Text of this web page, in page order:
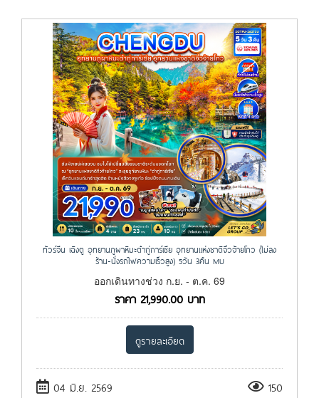
ทัวร์จีน เฉิงตู อุทยานภูผาหิมะต๋ากู่การ์เซีย อุทยานแห่งชาติจิ่วจ้ายโกว (ไม่ลง
ร้าน-นั่งรถไฟความเร็วสูง) 5วัน 3คืน MU
ออกเดินทางช่วง ก.ย. - ต.ค. 69
ราคา 21,990.00บาท
ดูรายละเอียด
04 มิ.ย. 2569 150